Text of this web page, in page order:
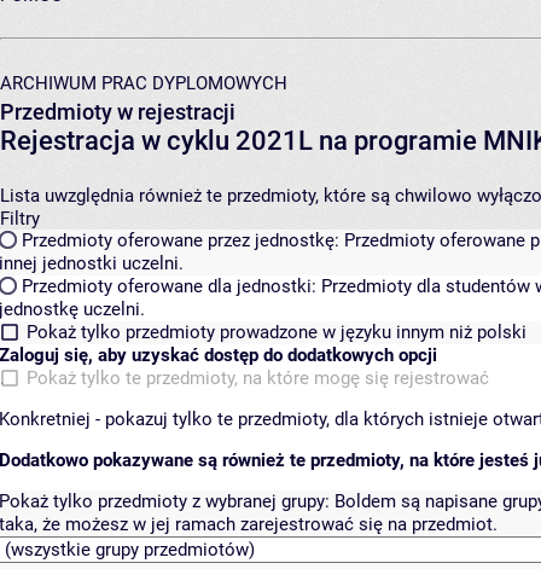
ARCHIWUM PRAC DYPLOMOWYCH
Przedmioty w rejestracji
Rejestracja w cyklu 2021L na programie
Lista uwzględnia również te przedmioty, które są chwilowo
Filtry
Przedmioty oferowane przez jednostkę: Przedmioty oferowane
innej jednostki uczelni.
Przedmioty oferowane dla jednostki: Przedmioty dla studentów
jednostkę uczelni.
Pokaż tylko przedmioty prowadzone w języku innym niż polski
Zaloguj się, aby uzyskać dostęp do dodatkowych opcji
Pokaż tylko te przedmioty, na które mogę się rejestrować
Konkretniej - pokazuj tylko te przedmioty, dla których istnieje
Dodatkowo pokazywane są również te przedmioty, na które jesteś
Pokaż tylko przedmioty z wybranej grupy: Boldem są napisane
taka, że możesz w jej ramach zarejestrować się na przedmiot.